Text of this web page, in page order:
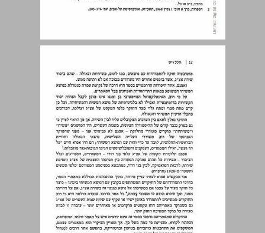
הלל ויס משיח בלי משיח: נושא גלוי ונסתר בספר מסת מבוא ... 11